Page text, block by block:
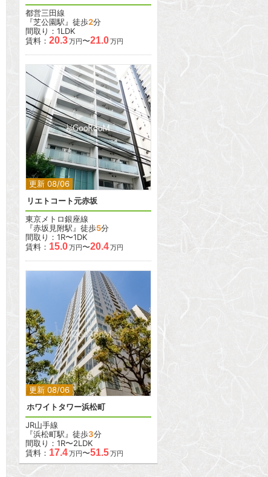
都営三田線
『芝公園駅』徒歩2分
間取り：1LDK
賃料： 20.3万円〜21.0万円
更新 08/06
2 2
リエトコート元赤坂
東京メトロ銀座線
『赤坂見附駅』徒歩5分
間取り：1R〜1DK
賃料： 15.0万円〜20.4万円
更新 08/06
2 2
ホワイトタワー浜松町
JR山手線
『浜松町駅』徒歩3分
間取り：1R〜2LDK
賃料： 17.4万円〜51.5万円